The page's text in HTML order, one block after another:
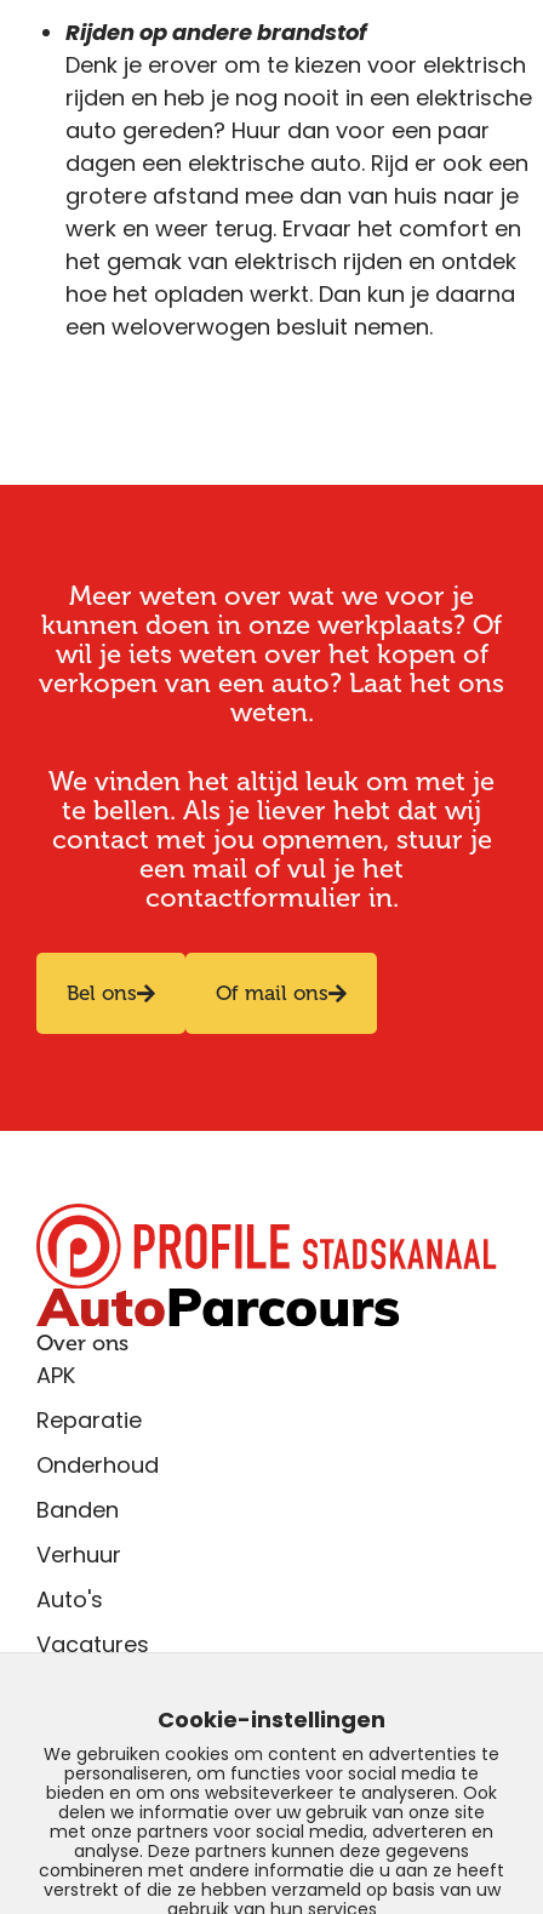
Rijden op andere brandstof
Denk je erover om te kiezen voor elektrisch
rijden en heb je nog nooit in een elektrische
auto gereden? Huur dan voor een paar
dagen een elektrische auto. Rijd er ook een
grotere afstand mee dan van huis naar je
werk en weer terug. Ervaar het comfort en
het gemak van elektrisch rijden en ontdek
hoe het opladen werkt. Dan kun je daarna
een weloverwogen besluit nemen.
Meer weten over wat we voor je
kunnen doen in onze werkplaats? Of
wil je iets weten over het kopen of
verkopen van een auto? Laat het ons
weten.
We vinden het altijd leuk om met je
te bellen. Als je liever hebt dat wij
contact met jou opnemen, stuur je
een mail of vul je het
contactformulier in.
Bel ons Of mail ons
Over ons
APK
Reparatie
Onderhoud
Banden
Verhuur
Auto's
Vacatures
Tinnegieter 7
9502 EX Stadskanaal
Contact
0599 - 204 050
info@profilestadskanaal.nl
Cookie-instellingen
We gebruiken cookies om content en advertenties te
personaliseren, om functies voor social media te
bieden en om ons websiteverkeer te analyseren. Ook
delen we informatie over uw gebruik van onze site
met onze partners voor social media, adverteren en
analyse. Deze partners kunnen deze gegevens
combineren met andere informatie die u aan ze heeft
verstrekt of die ze hebben verzameld op basis van uw
gebruik van hun services